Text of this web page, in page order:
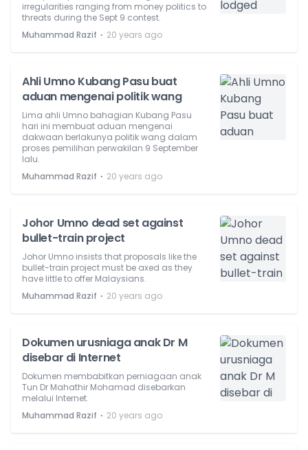
irregularities ranging from money politics to
threats during the Sept 9 contest.
Muhammad Razif ⋅ 20 years ago
Ahli Umno Kubang Pasu buat
aduan mengenai politik wang
Lima ahli Umno bahagian Kubang Pasu
hari ini membuat aduan mengenai
dakwaan berlakunya politik wang dalam
proses pemilihan perwakilan 9 September
lalu.
Muhammad Razif ⋅ 20 years ago
Johor Umno dead set against
bullet-train project
Johor Umno insists that proposals like the
bullet-train project must be axed as they
have little to offer Malaysians.
Muhammad Razif ⋅ 20 years ago
Dokumen urusniaga anak Dr M
disebar di Internet
Dokumen membabitkan perniagaan anak
Tun Dr Mahathir Mohamad disebarkan
melalui Internet.
Muhammad Razif ⋅ 20 years ago